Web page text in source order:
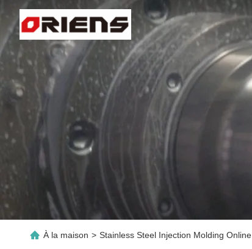
À la maison > Stainless Steel Injection Molding